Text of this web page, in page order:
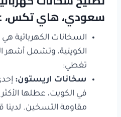
سعودي، هاي تكس،
السخانات الكهربائية هي
الكويتية، وتشمل أشهر
تغطي:
سخانات اريستون:
في الكويت، عطلها
مقاومة التسخين. لدينا